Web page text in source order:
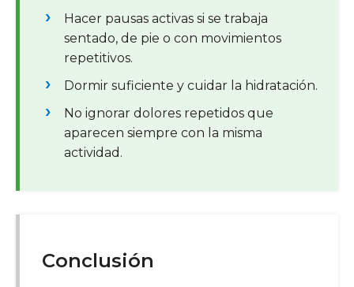
Hacer pausas activas si se trabaja
sentado, de pie o con movimientos
repetitivos.
Dormir suficiente y cuidar la hidratación.
No ignorar dolores repetidos que
aparecen siempre con la misma
actividad.
Conclusión